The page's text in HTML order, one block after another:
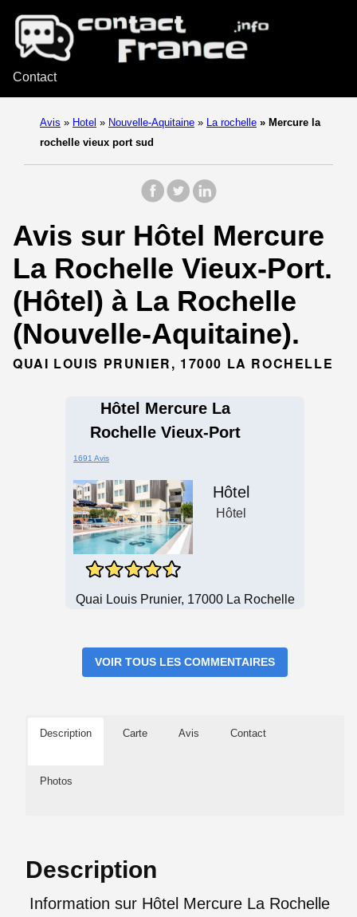
Contact
Avis » Hotel » Nouvelle-Aquitaine » La rochelle » Mercure la
rochelle vieux port sud
Avis sur Hôtel Mercure
La Rochelle Vieux-Port.
(Hôtel) à La Rochelle
(Nouvelle-Aquitaine).
QUAI LOUIS PRUNIER, 17000 LA ROCHELLE
Hôtel Mercure La
Rochelle Vieux-Port
1691 Avis
Hôtel
Hôtel
Quai Louis Prunier, 17000 La Rochelle
VOIR TOUS LES COMMENTAIRES
Description Carte Avis Contact
Photos
Description
Information sur Hôtel Mercure La Rochelle